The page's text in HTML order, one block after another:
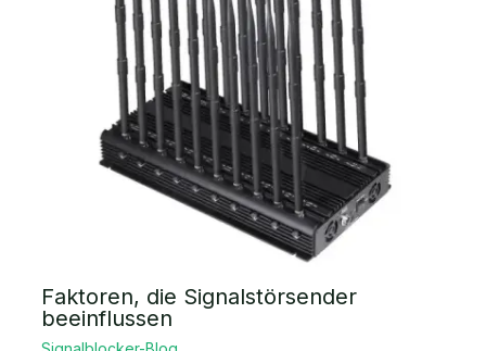
Faktoren, die Signalstörsender
beeinflussen